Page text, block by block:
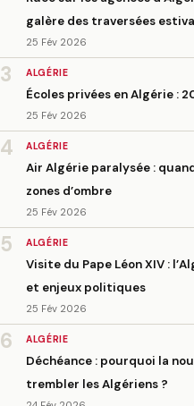
galère des traversées
25 Fév 2026
3 ALGÉRIE
Écoles privées en Algérie :
25 Fév 2026
4 ALGÉRIE
Air Algérie paralysée :
zones d’ombre
25 Fév 2026
5 ALGÉRIE
Visite du Pape Léon XIV :
et enjeux politiques
25 Fév 2026
6 ALGÉRIE
Déchéance : pourquoi la
trembler les Algériens ?